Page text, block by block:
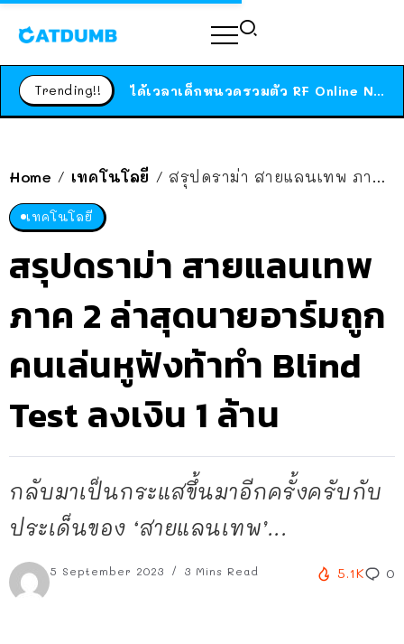
Trending!! ได้เวลาเด็กหนวดรวมตัว RF Online Next เปิดให้เล่นแล้ว เกม Sci-Fi MMORPG ระดับตำนาน เล่นได้ทั้งมือถือและ PC
Home / เทคโนโลยี / สรุปดราม่า สายแลนเทพ ภาค 2 ล่าสุดนายอาร์มถูกคนเล่นหูฟังท้าทำ Blind Test ลงเงิน 1 ล้าน
เทคโนโลยี
สรุปดราม่า สายแลนเทพ
ภาค 2 ล่าสุดนายอาร์มถูก
คนเล่นหูฟังท้าทำ Blind
Test ลงเงิน 1 ล้าน
กลับมาเป็นกระแสขึ้นมาอีกครั้งครับกับ
ประเด็นของ ‘สายแลนเทพ’...
5 September 2023 3 Mins Read 5.1K 0